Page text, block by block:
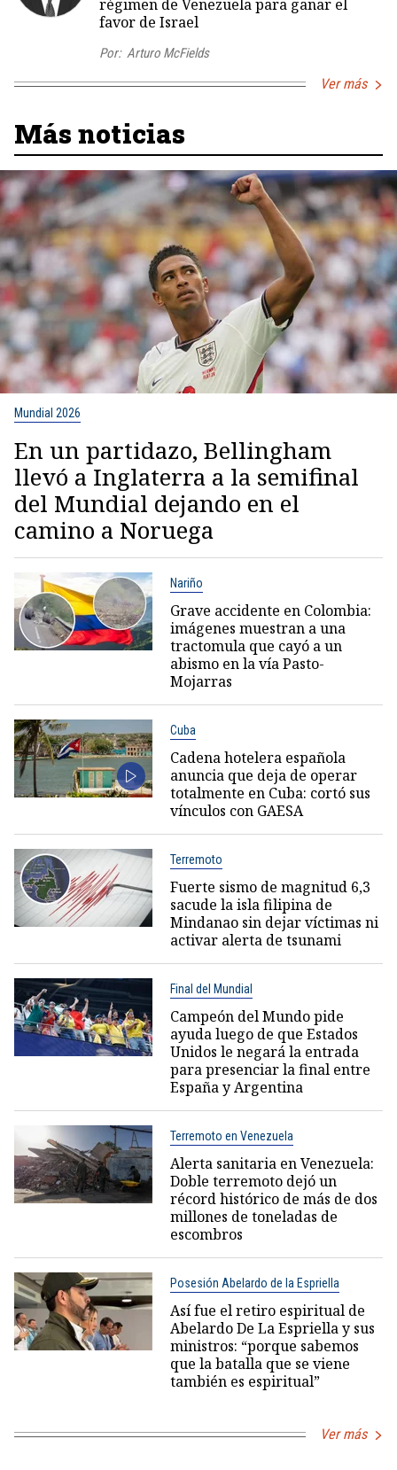
régimen de Venezuela para ganar el
favor de Israel
Por: Arturo McFields
Ver más
Más noticias
Mundial 2026
En un partidazo, Bellingham
llevó a Inglaterra a la semifinal
del Mundial dejando en el
camino a Noruega
Nariño
Grave accidente en Colombia:
imágenes muestran a una
tractomula que cayó a un
abismo en la vía Pasto-
Mojarras
Cuba
Cadena hotelera española
anuncia que deja de operar
totalmente en Cuba: cortó sus
vínculos con GAESA
Terremoto
Fuerte sismo de magnitud 6,3
sacude la isla filipina de
Mindanao sin dejar víctimas ni
activar alerta de tsunami
Final del Mundial
Campeón del Mundo pide
ayuda luego de que Estados
Unidos le negará la entrada
para presenciar la final entre
España y Argentina
Terremoto en Venezuela
Alerta sanitaria en Venezuela:
Doble terremoto dejó un
récord histórico de más de dos
millones de toneladas de
escombros
Posesión Abelardo de la Espriella
Así fue el retiro espiritual de
Abelardo De La Espriella y sus
ministros: “porque sabemos
que la batalla que se viene
también es espiritual”
Ver más